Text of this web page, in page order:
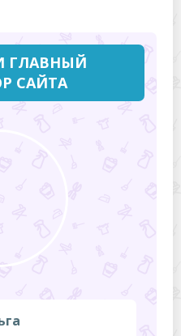
ГЛАВНЫЙ
САЙТА